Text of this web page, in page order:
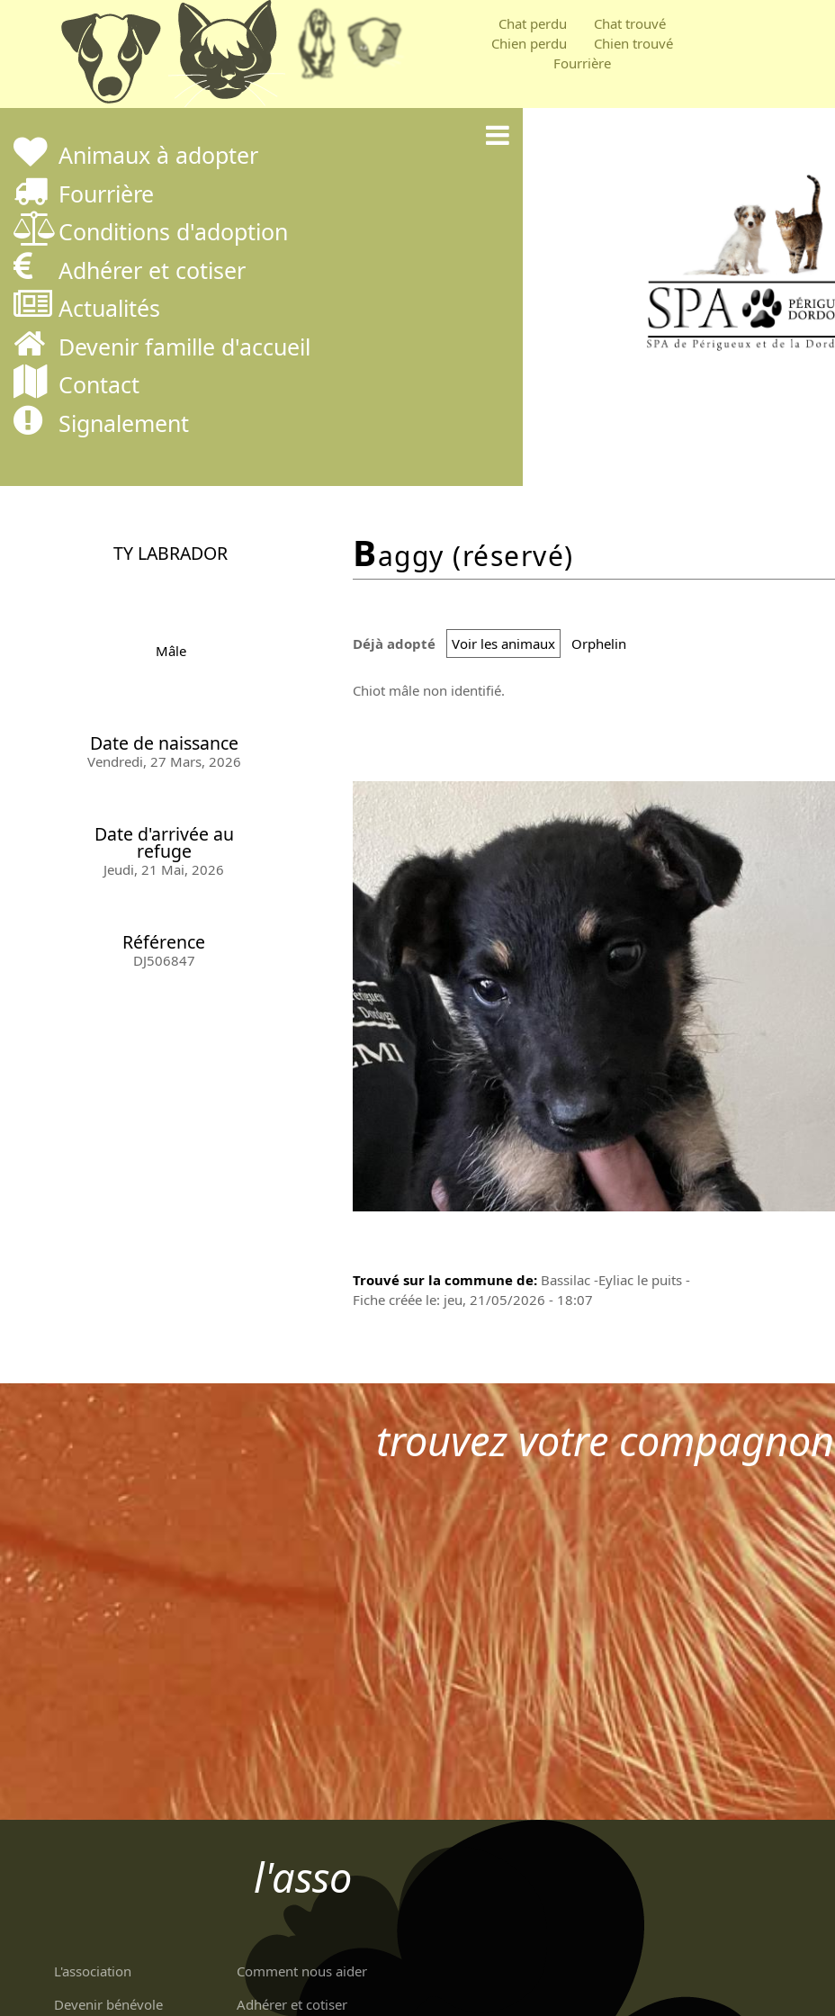
au
contenu
Chat perdu
Chat trouvé
Chien perdu
Chien trouvé
Fourrière
Animaux à adopter
Fourrière
Conditions d'adoption
Adhérer et cotiser
Actualités
Devenir famille d'accueil
Contact
Signalement
baggy (réservé)
Déjà adopté Voir les animaux Orphelin
Chiot mâle non identifié.
Trouvé sur la commune de: Bassilac -Eyliac le puits -
Fiche créée le: jeu, 21/05/2026 - 18:07
TY LABRADOR
Mâle
Date de naissance
Vendredi, 27 Mars, 2026
Date d'arrivée au
refuge
Jeudi, 21 Mai, 2026
Référence
DJ506847
trouvez votre compagnon
l'asso
L'association
Comment nous aider
Devenir bénévole
Adhérer et cotiser